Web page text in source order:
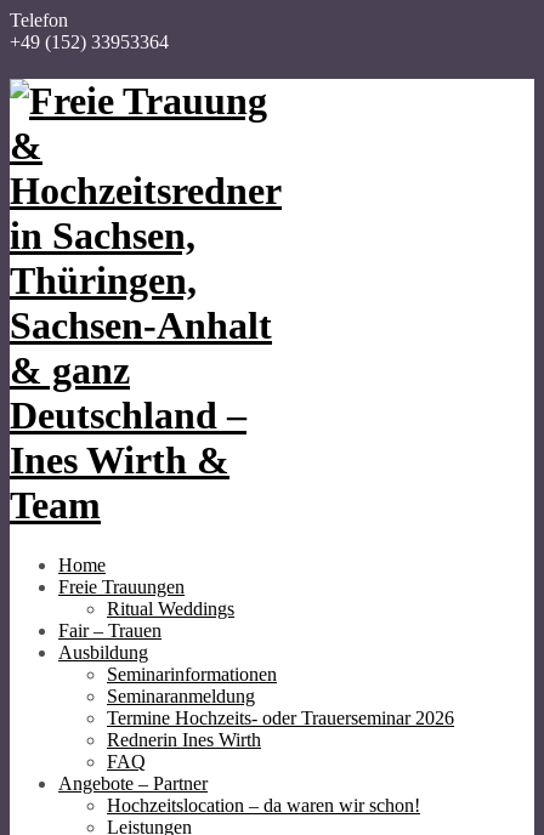
Telefon
+49 (152) 33953364
Home
Freie Trauungen
Ritual Weddings
Fair – Trauen
Ausbildung
Seminarinformationen
Seminaranmeldung
Termine Hochzeits- oder Trauerseminar 2026
Rednerin Ines Wirth
FAQ
Angebote – Partner
Hochzeitslocation – da waren wir schon!
Leistungen